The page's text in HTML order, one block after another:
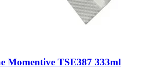
Momentive TSE387 333ml